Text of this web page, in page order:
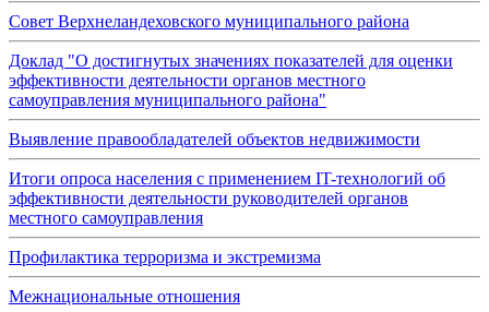
Совет Верхнеландеховского муниципального района
Доклад "О достигнутых значениях показателей для оценки
эффективности деятельности органов местного
самоуправления муниципального района"
Выявление правообладателей объектов недвижимости
Итоги опроса населения с применением IT-технологий об
эффективности деятельности руководителей органов
местного самоуправления
Профилактика терроризма и экстремизма
Межнациональные отношения